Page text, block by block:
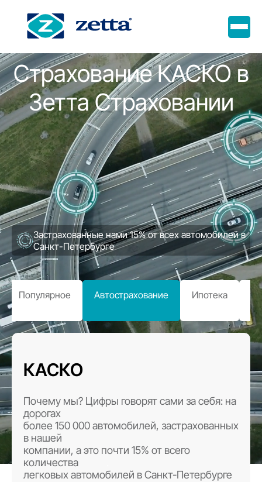
Популярное Автострахование Ипотека
Страхование КАСКО в
Зетта Страховании
КАСКО
Почему мы? Цифры говорят сами за себя: на
дорогах
более 150 000 автомобилей, застрахованных
в нашей
компании, а это почти 15% от всего
количества
легковых автомобилей в Санкт-Петербурге
Застрахованные нами 15% от всех автомобилей в
Санкт-Петербурге